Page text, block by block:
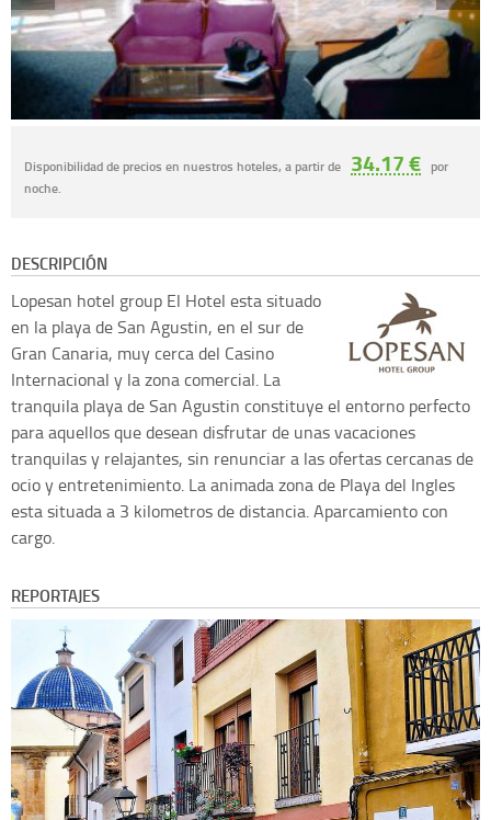
Disponibilidad de precios en nuestros hoteles, a partir de 34.17 € por
noche.
DESCRIPCIÓN
Lopesan hotel group El Hotel esta situado
en la playa de San Agustin, en el sur de
Gran Canaria, muy cerca del Casino
Internacional y la zona comercial. La
tranquila playa de San Agustin constituye el entorno perfecto
para aquellos que desean disfrutar de unas vacaciones
tranquilas y relajantes, sin renunciar a las ofertas cercanas de
ocio y entretenimiento. La animada zona de Playa del Ingles
esta situada a 3 kilometros de distancia. Aparcamiento con
cargo.
REPORTAJES